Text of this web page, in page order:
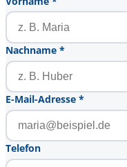
Nachname *
E-Mail-Adresse *
Telefon